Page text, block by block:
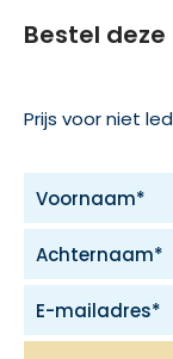
Bestel
Prijs voor niet